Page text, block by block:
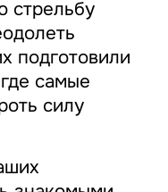
стрельбу
подготовили
самые
силу